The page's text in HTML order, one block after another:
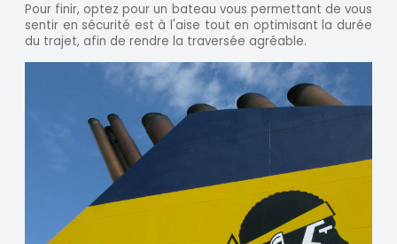
Pour finir, optez pour un bateau vous permettant de vous
sentir en sécurité est à l'aise tout en optimisant la durée
du trajet, afin de rendre la traversée agréable.